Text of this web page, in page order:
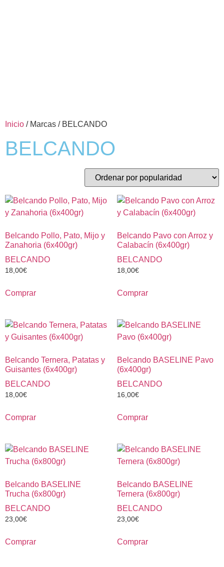
Inicio / Marcas / BELCANDO
BELCANDO
Belcando Pollo, Pato, Mijo y
Zanahoria (6x400gr)
BELCANDO
18,00€
Comprar
Belcando Pavo con Arroz y
Calabacín (6x400gr)
BELCANDO
18,00€
Comprar
Belcando Ternera, Patatas y
Guisantes (6x400gr)
BELCANDO
18,00€
Comprar
Belcando BASELINE Pavo
(6x400gr)
BELCANDO
16,00€
Comprar
Belcando BASELINE
Trucha (6x800gr)
BELCANDO
23,00€
Comprar
Belcando BASELINE
Ternera (6x800gr)
BELCANDO
23,00€
Comprar